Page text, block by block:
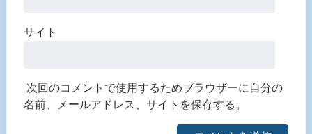
サイト
次回のコメントで使用するためブラウザーに自分の
名前、メールアドレス、サイトを保存する。